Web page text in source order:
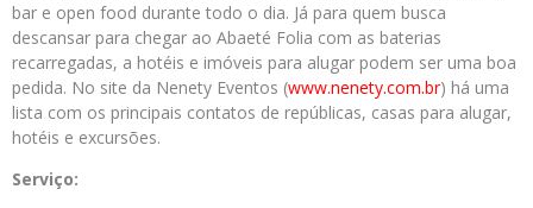
bar e open food durante todo o dia. Já para quem busca
descansar para chegar ao Abaeté Folia com as baterias
recarregadas, a hotéis e imóveis para alugar podem ser uma boa
pedida. No site da Nenety Eventos (www.nenety.com.br) há uma
lista com os principais contatos de repúblicas, casas para alugar,
hotéis e excursões.
Serviço: